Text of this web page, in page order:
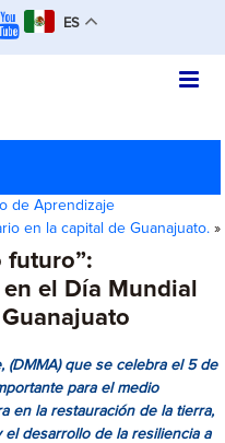
ES
de Aprendizaje
en la capital de Guanajuato.»
futuro”:
el Día Mundial
(DMMA) que se celebra el 5 de
para el medio
en la restauración de la tierra,
desarrollo de la resiliencia a